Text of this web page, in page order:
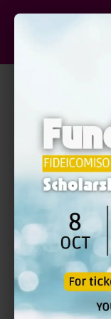
THE
FIRST